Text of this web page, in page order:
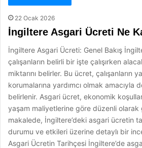
22 Ocak 2026
İngiltere Asgari Ücreti Ne
İngiltere Asgari Ücreti: Genel Bakış
çalışanların belirli bir işte çalışırken
miktarını belirler. Bu ücret, çalışanların
korumalarına yardımcı olmak amacıyla
belirlenir. Asgari ücret, ekonomik
yaşam maliyetlerine göre düzenli olarak
makalede, İngiltere’deki asgari ücretin
durumu ve etkileri üzerine detaylı bir
Asgari Ücretin Tarihçesi İngiltere’de